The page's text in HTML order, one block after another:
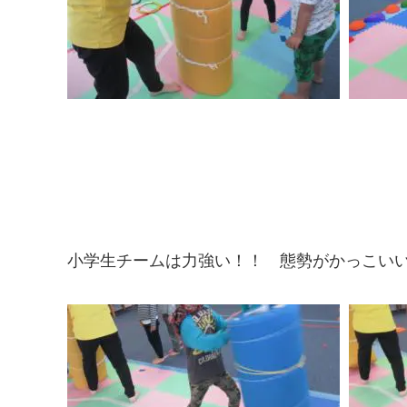
小学生チームは力強い！！ 態勢がかっこい